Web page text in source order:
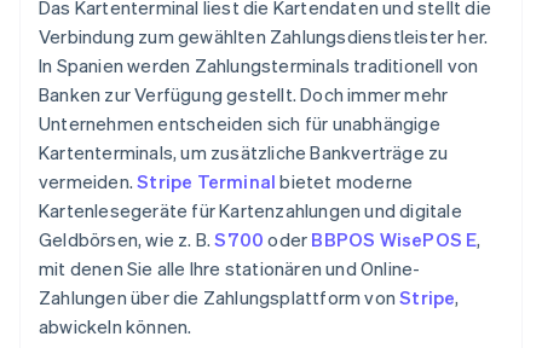
Das Kartenterminal liest die Kartendaten und stellt die
Verbindung zum gewählten Zahlungsdienstleister her.
In Spanien werden Zahlungsterminals traditionell von
Banken zur Verfügung gestellt. Doch immer mehr
Unternehmen entscheiden sich für unabhängige
Kartenterminals, um zusätzliche Bankverträge zu
vermeiden.Stripe Terminal bietet moderne
Kartenlesegeräte für Kartenzahlungen und digitale
Geldbörsen, wie z. B.S700 oder BBPOS WisePOS E,
mit denen Sie alle Ihre stationären und Online-
Zahlungen über die Zahlungsplattform vonStripe,
abwickeln können.